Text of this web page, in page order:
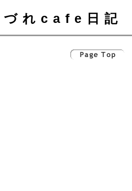
づれcafe日記